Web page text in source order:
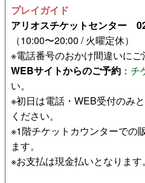
プレイガイド
アリオスチケットセンター
（10:00〜20:00 / 火曜定休）
※電話番号のおかけ間違いにご
WEBサイトからのご予約 ： チ
い。
※初日は電話・WEB受付のみ
ください。
※1階チケットカウンターでの
ます。
※お支払は現金払いとなります。